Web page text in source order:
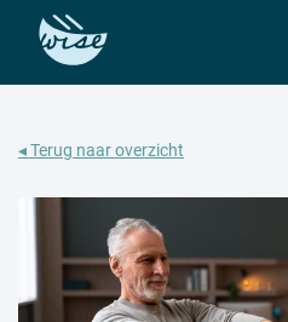
◂ Terug naar overzicht